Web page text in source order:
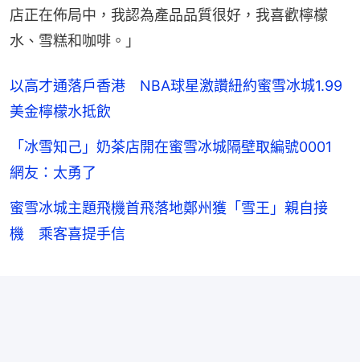
店正在佈局中，我認為產品品質很好，我喜歡檸檬
水、雪糕和咖啡。」
以高才通落戶香港 NBA球星激讚紐約蜜雪冰城1.99
美金檸檬水抵飲
「冰雪知己」奶茶店開在蜜雪冰城隔壁取編號0001
網友：太勇了
蜜雪冰城主題飛機首飛落地鄭州獲「雪王」親自接
機 乘客喜提手信